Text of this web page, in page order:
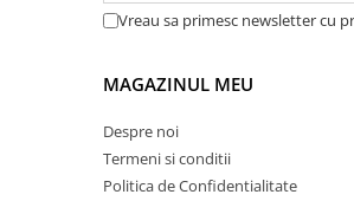
Vreau sa primesc newsletter cu
MAGAZINUL MEU
Despre noi
Termeni si conditii
Politica de Confidentialitate